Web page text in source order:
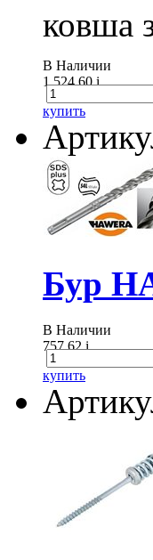
ковша
В Наличии
1 524.60i
купить
Бур
В Наличии
757.62i
купить